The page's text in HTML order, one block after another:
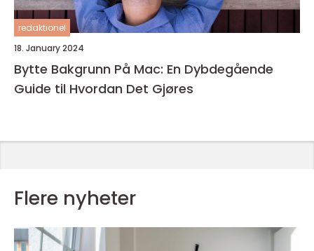
redaktionel
18. January 2024
Bytte Bakgrunn På Mac: En Dybdegående
Guide til Hvordan Det Gjøres
Flere nyheter